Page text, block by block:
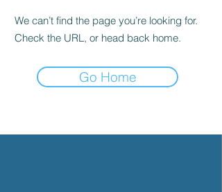
We can’t find the page you’re looking for.
Check the URL, or head back home.
Go Home